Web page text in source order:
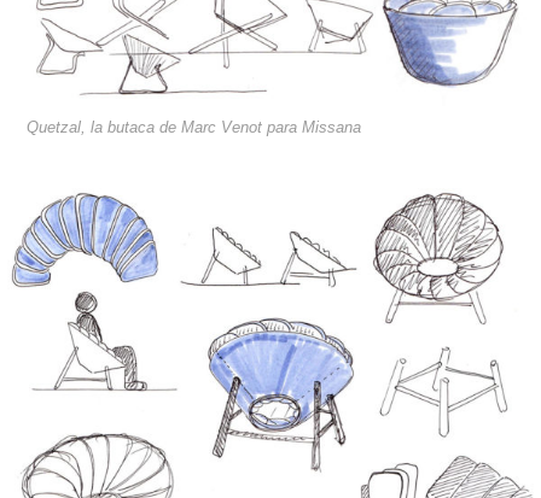
Quetzal, la butaca de Marc Venot para Missana